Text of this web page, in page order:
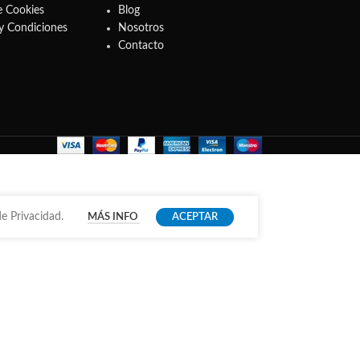
Cookies
Condiciones
Blog
Nosotros
Contacto
Privacidad. MÁS INFO ACEPTAR